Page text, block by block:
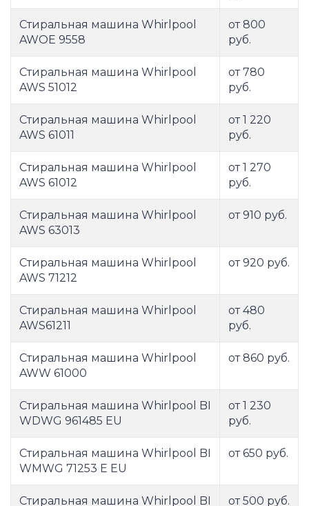
Стиральная машина Whirlpool
AWOE 9558
от 800
руб.
Стиральная машина Whirlpool
AWS 51012
от 780
руб.
Стиральная машина Whirlpool
AWS 61011
от 1 220
руб.
Стиральная машина Whirlpool
AWS 61012
от 1 270
руб.
Стиральная машина Whirlpool
AWS 63013
от 910 руб.
Стиральная машина Whirlpool
AWS 71212
от 920 руб.
Стиральная машина Whirlpool
AWS61211
от 480
руб.
Стиральная машина Whirlpool
AWW 61000
от 860 руб.
Стиральная машина Whirlpool BI
WDWG 961485 EU
от 1 230
руб.
Стиральная машина Whirlpool BI
WMWG 71253 E EU
от 650 руб.
Стиральная машина Whirlpool BI
от 500 руб.